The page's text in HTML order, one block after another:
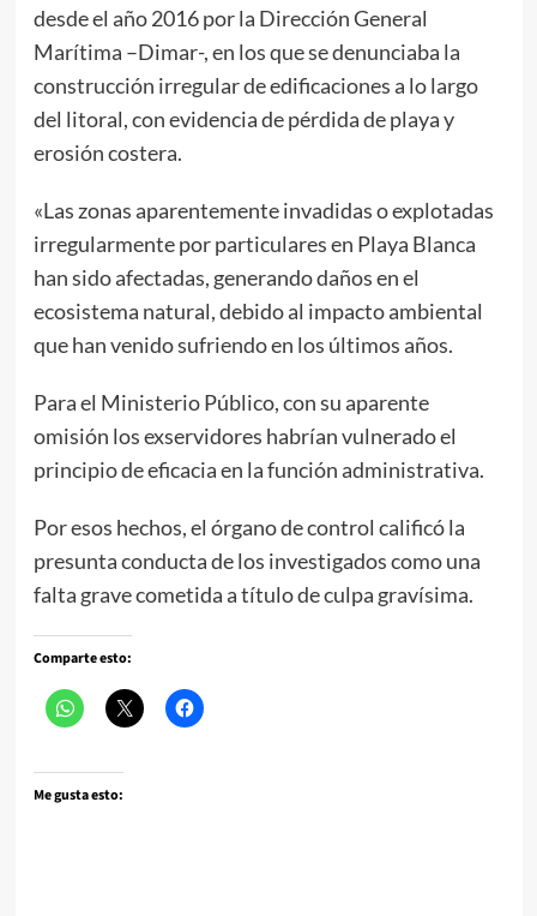
desde el año 2016 por la Dirección General
Marítima –Dimar-, en los que se denunciaba la
construcción irregular de edificaciones a lo largo
del litoral, con evidencia de pérdida de playa y
erosión costera.
«Las zonas aparentemente invadidas o explotadas
irregularmente por particulares en Playa Blanca
han sido afectadas, generando daños en el
ecosistema natural, debido al impacto ambiental
que han venido sufriendo en los últimos años.
Para el Ministerio Público, con su aparente
omisión los exservidores habrían vulnerado el
principio de eficacia en la función administrativa.
Por esos hechos, el órgano de control calificó la
presunta conducta de los investigados como una
falta grave cometida a título de culpa gravísima.
Comparte esto:
Me gusta esto: